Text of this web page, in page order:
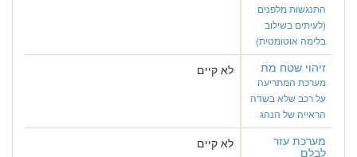
התנגשות מלפנים
(לעיתים בשילוב
בלימה אוטומטית)
זיהוי שטח מת
מערכת המתריעה
על רכב שלא בשדה
הראייה של הנהג
לא קיים
מערכת עזר
לבלם
לא קיים